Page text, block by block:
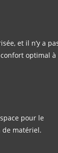
et il n’y a
optimal à
pour le
matériel.